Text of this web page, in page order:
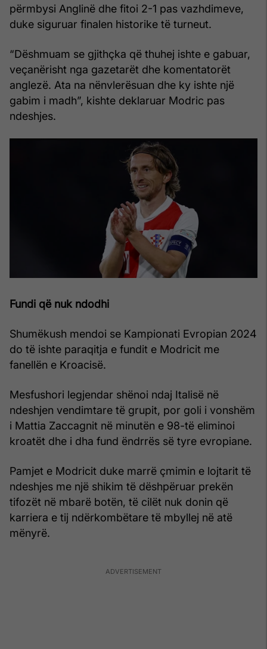
përmbysi Anglinë dhe fitoi 2-1 pas vazhdimeve,
duke siguruar finalen historike të turneut.
“Dëshmuam se gjithçka që thuhej ishte e gabuar,
veçanërisht nga gazetarët dhe komentatorët
anglezë. Ata na nënvlerësuan dhe ky ishte një
gabim i madh”, kishte deklaruar Modric pas
ndeshjes.
Fundi që nuk ndodhi
Shumëkush mendoi se Kampionati Evropian 2024
do të ishte paraqitja e fundit e Modricit me
fanellën e Kroacisë.
Mesfushori legjendar shënoi ndaj Italisë në
ndeshjen vendimtare të grupit, por goli i vonshëm
i Mattia Zaccagnit në minutën e 98-të eliminoi
kroatët dhe i dha fund ëndrrës së tyre evropiane.
Pamjet e Modricit duke marrë çmimin e lojtarit të
ndeshjes me një shikim të dëshpëruar prekën
tifozët në mbarë botën, të cilët nuk donin që
karriera e tij ndërkombëtare të mbyllej në atë
mënyrë.